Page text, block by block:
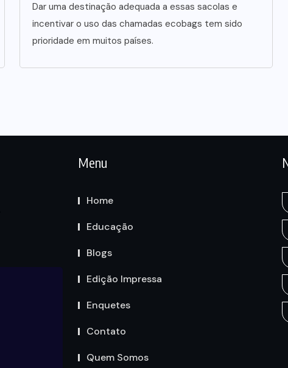
Dar uma destinação adequada a essas sacolas e
incentivar o uso das chamadas ecobags tem sido
prioridade em muitos países.
Menu
Home
Educação
Blogs
Edição Impressa
Enquetes
Contato
Quem Somos